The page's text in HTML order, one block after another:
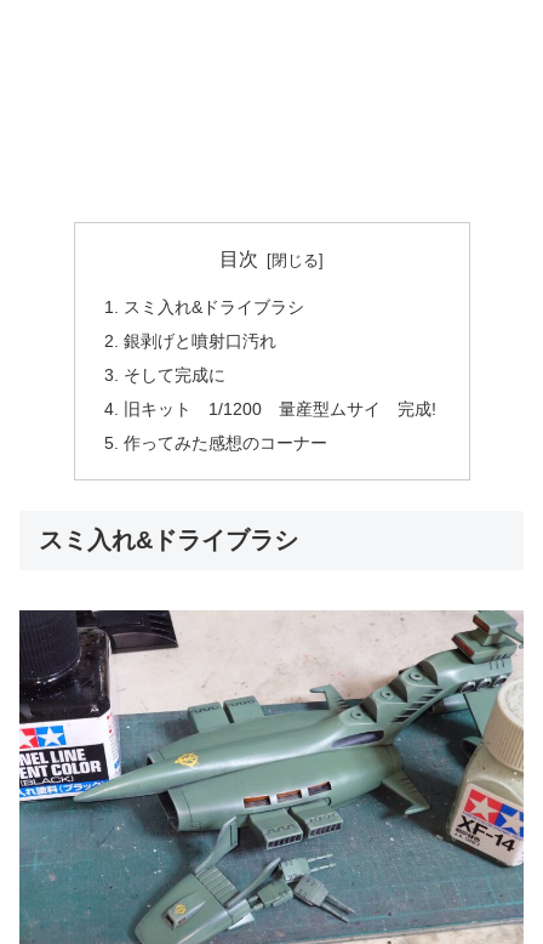
目次
スミ入れ&ドライブラシ
銀剥げと噴射口汚れ
そして完成に
旧キット 1/1200 量産型ムサイ 完成!
作ってみた感想のコーナー
スミ入れ&ドライブラシ